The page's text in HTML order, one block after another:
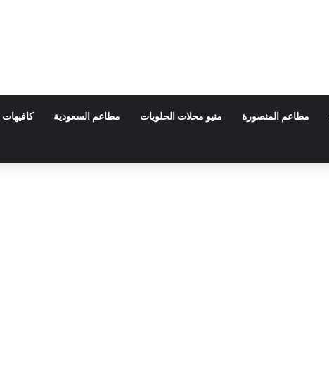
مطاعم المنصورة منيو محلات الحلويات مطاعم السعودية